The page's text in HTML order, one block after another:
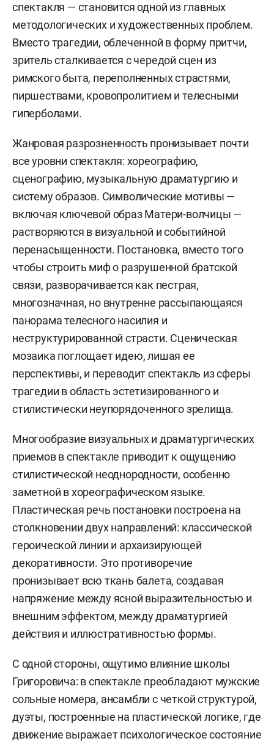
спектакля — становится одной из главных
методологических и художественных проблем.
Вместо трагедии, облеченной в форму притчи,
зритель сталкивается с чередой сцен из
римского быта, переполненных страстями,
пиршествами, кровопролитием и телесными
гиперболами.
Жанровая разрозненность пронизывает почти
все уровни спектакля: хореографию,
сценографию, музыкальную драматургию и
систему образов. Символические мотивы —
включая ключевой образ Матери-волчицы —
растворяются в визуальной и событийной
перенасыщенности. Постановка, вместо того
чтобы строить миф о разрушенной братской
связи, разворачивается как пестрая,
многозначная, но внутренне рассыпающаяся
панорама телесного насилия и
неструктурированной страсти. Сценическая
мозаика поглощает идею, лишая ее
перспективы, и переводит спектакль из сферы
трагедии в область эстетизированного и
стилистически неупорядоченного зрелища.
Многообразие визуальных и драматургических
приемов в спектакле приводит к ощущению
стилистической неоднородности, особенно
заметной в хореографическом языке.
Пластическая речь постановки построена на
столкновении двух направлений: классической
героической линии и архаизирующей
декоративности. Это противоречие
пронизывает всю ткань балета, создавая
напряжение между ясной выразительностью и
внешним эффектом, между драматургией
действия и иллюстративностью формы.
С одной стороны, ощутимо влияние школы
Григоровича: в спектакле преобладают мужские
сольные номера, ансамбли с четкой структурой,
дуэты, построенные на пластической логике, где
движение выражает психологическое состояние